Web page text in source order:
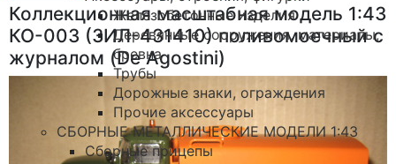
Железобетонные изделия
Деревянные сооружения, материалы,
бревна
Трубы
Дорожные знаки, ограждения
Прочие аксессуары
СБОРНЫЕ МЕТАЛЛИЧЕСКИЕ МОДЕЛИ 1:43
Сборные прицепы
Коллекционная масштабная модель 1:43
КО-003 (ЗИЛ-431410) поливомоечный с
журналом (De Agostini)